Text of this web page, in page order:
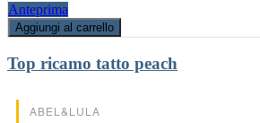
Anteprima
Aggiungi al carrello
Top ricamo tatto peach
ABEL&LULA